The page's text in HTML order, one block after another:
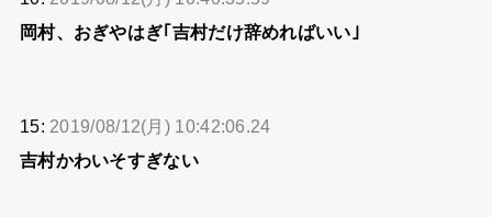
岡村、おぎやはぎ｢吉村だけ辞めればいい｣
15: 2019/08/12(月) 10:42:06.24
吉村かわいそすぎない